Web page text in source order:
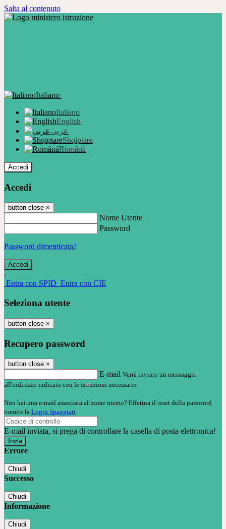
Salta al contenuto
Italiano
Italiano
English
عربى
Shqiptare
Română
Accedi
Accedi
button close ×
Nome Utente
Password
Password dimenticata?
-
Entra con SPID Entra con CIE
Seleziona utente
button close ×
Recupero password
button close ×
E-mail Verrà inviato un messaggio
all'indirizzo indicato con le istruzioni necessarie.
Non hai una e-mail associata al nome utente? Effettua il reset della password
tramite la Login Spaggiari
E-mail inviata, si prega di controllare la casella di posta elettronica!
Errore
Chiudi
Successo
Chiudi
Informazione
Chiudi